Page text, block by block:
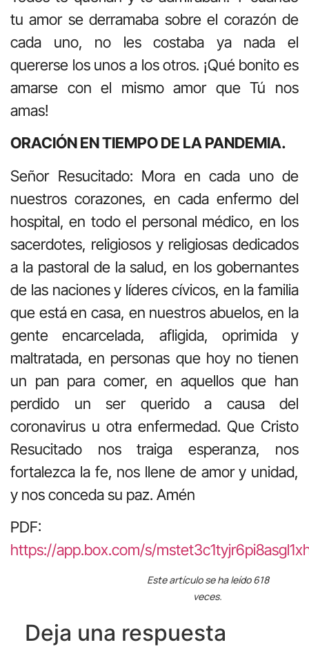
tu amor se derramaba sobre el corazón de
cada uno, no les costaba ya nada el
quererse los unos a los otros. ¡Qué bonito es
amarse con el mismo amor que Tú nos
amas!
ORACIÓN EN TIEMPO DE LA PANDEMIA.
Señor Resucitado: Mora en cada uno de
nuestros corazones, en cada enfermo del
hospital, en todo el personal médico, en los
sacerdotes, religiosos y religiosas dedicados
a la pastoral de la salud, en los gobernantes
de las naciones y líderes cívicos, en la familia
que está en casa, en nuestros abuelos, en la
gente encarcelada, afligida, oprimida y
maltratada, en personas que hoy no tienen
un pan para comer, en aquellos que han
perdido un ser querido a causa del
coronavirus u otra enfermedad. Que Cristo
Resucitado nos traiga esperanza, nos
fortalezca la fe, nos llene de amor y unidad,
y nos conceda su paz. Amén
PDF:
https://app.box.com/s/
Este artículo se ha leído 618
veces.
Deja una respuesta